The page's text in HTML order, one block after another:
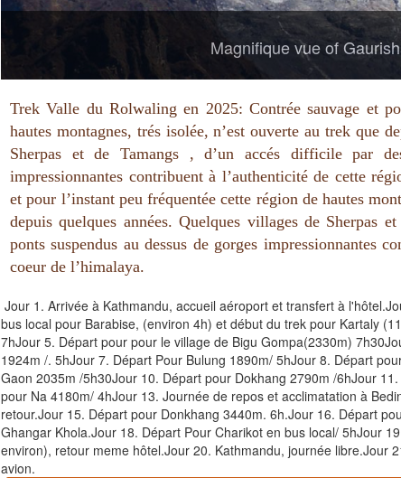
Magnifique vue of
Trek Valle du Rolwaling en 2025: Contrée sauvage et
hautes montagnes, trés isolée, n’est ouverte au trek que
Sherpas et de Tamangs , d’un accés difficile par
impressionnantes contribuent à l’authenticité de cette
et pour l’instant peu fréquentée cette région de hautes
depuis quelques années. Quelques villages de Sherpas
ponts suspendus au dessus de gorges impressionnantes
coeur de l’himalaya.
Jour 1. Arrivée à Kathmandu, accueil aéroport et transfert à
bus local pour Barabise, (environ 4h) et début du trek pour Kartaly
7hJour 5. Départ pour pour le village de Bigu Gompa(2330m)
1924m /. 5hJour 7. Départ Pour Bulung 1890m/ 5hJour 8. Départ
Gaon 2035m /5h30Jour 10. Départ pour Dokhang 2790m /6hJour
pour Na 4180m/ 4hJour 13. Journée de repos et acclimatation à
retour.Jour 15. Départ pour Donkhang 3440m. 6h.Jour 16. Départ
Ghangar Khola.Jour 18. Départ Pour Charikot en bus local/ 5hJour
environ), retour meme hôtel.Jour 20. Kathmandu, journée libre.Jour
avion.